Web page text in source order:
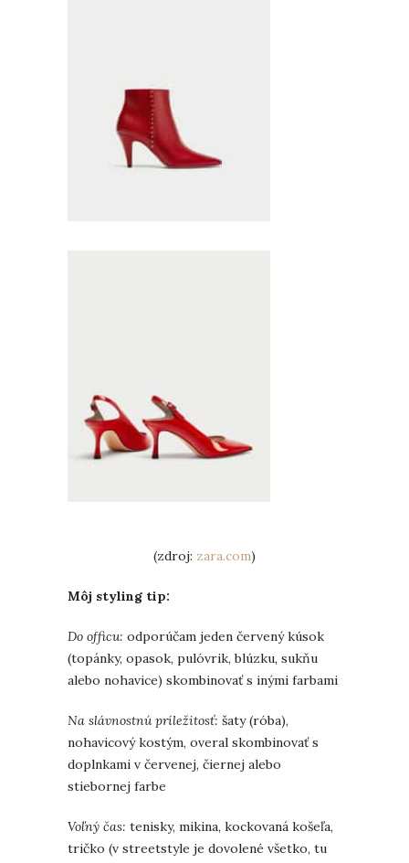
(zdroj: zara.com)
Môj styling tip:
Do officu: odporúčam jeden červený kúsok
(topánky, opasok, pulóvrik, blúzku, sukňu
alebo nohavice) skombinovať s inými farbami
Na slávnostnú príležitosť: šaty (róba),
nohavicový kostým, overal skombinovať s
doplnkami v červenej, čiernej alebo
stiebornej farbe
Voľný čas: tenisky, mikina, kockovaná košeľa,
tričko (v streetstyle je dovolené všetko, tu